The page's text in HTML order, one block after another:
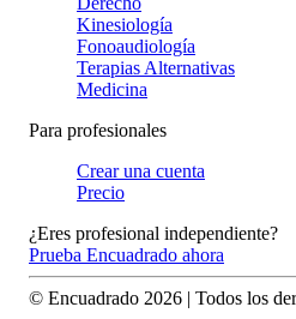
Kinesiología
Fonoaudiología
Terapias Alternativas
Medicina
Para profesionales
Crear una cuenta
Precio
¿Eres profesional independiente?
Prueba Encuadrado ahora
© Encuadrado 2026 | Todos los